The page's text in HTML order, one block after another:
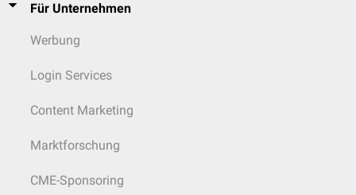
Für Unternehmen
Werbung
Login Services
Content Marketing
Marktforschung
CME-Sponsoring